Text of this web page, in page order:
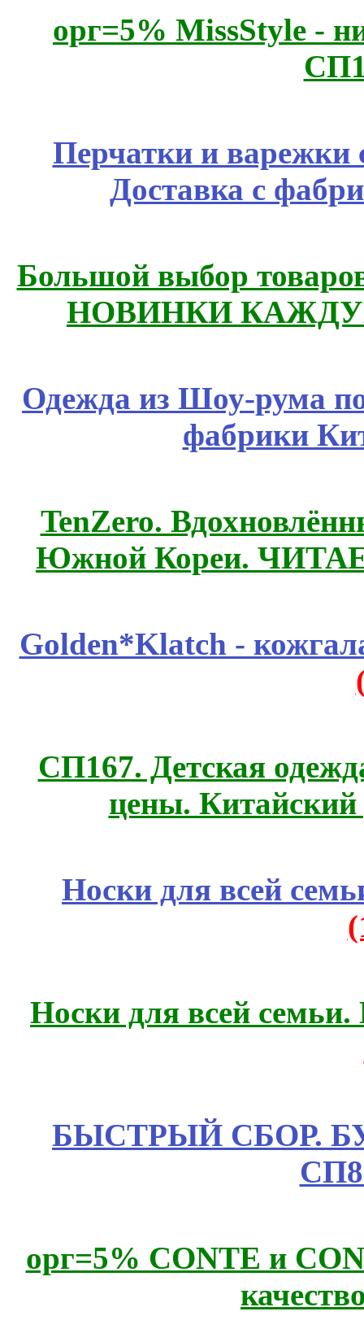
орг=5% MissStyle -
Перчатки и варежки
Доставка с
Большой выбор
НОВИНКИ
Одежда из Шоу-рума
фабрики
TenZero.
Южной Кореи.
Golden*Klatch -
СП167. Детская
цены.
Носки для всей
Носки для всей
БЫСТРЫЙ СБОР.
орг=5% CONTE и